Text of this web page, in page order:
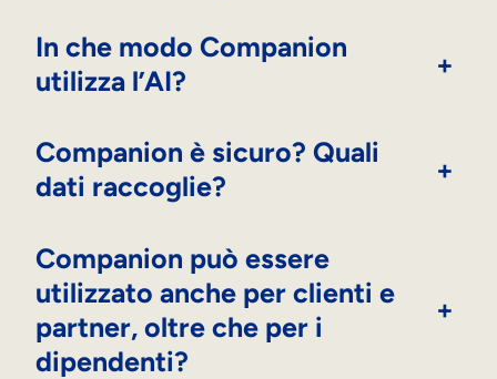
In che modo Companion
utilizza l’AI?
+
Companion è sicuro? Quali
dati raccoglie?
+
Companion può essere
utilizzato anche per clienti e
partner, oltre che per i
dipendenti?
+